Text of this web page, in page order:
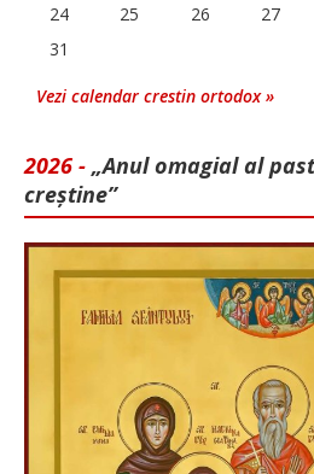
24
25 26 27
31
Vezi calendar crestin ortodox »
2026 - „Anul omagial al
creștine”